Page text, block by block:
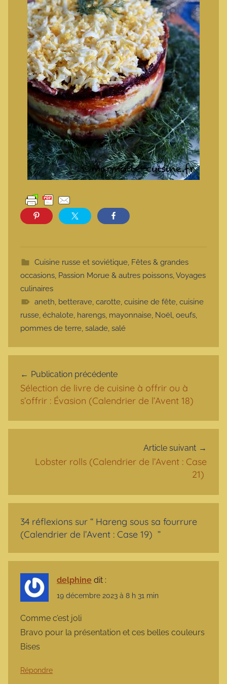
Cuisine russe et soviétique, Fêtes & grandes
occasions, Passion Morue & autres poissons,Voyages
culinaires
aneth, betterave, carotte, cuisine de fête, cuisine
russe, échalote, harengs, mayonnaise, Noël, oeufs,
pommes de terre, salade, salé
Publication précédente
Sélection de livre de cuisine à offrir ou à
s’offrir : Évasion (Calendrier de l’Avent 18)
Article suivant
Lobster rolls (Calendrier de l’Avent : Case
21)
34 réflexions sur “ Hareng sous sa fourrure
(Calendrier de l’Avent : Case 19) ”
delphine dit :
19 décembre 2023 à 8 h 31 min
Comme c’est joli
Bravo pour la présentation et ces belles couleurs
Bises
Répondre